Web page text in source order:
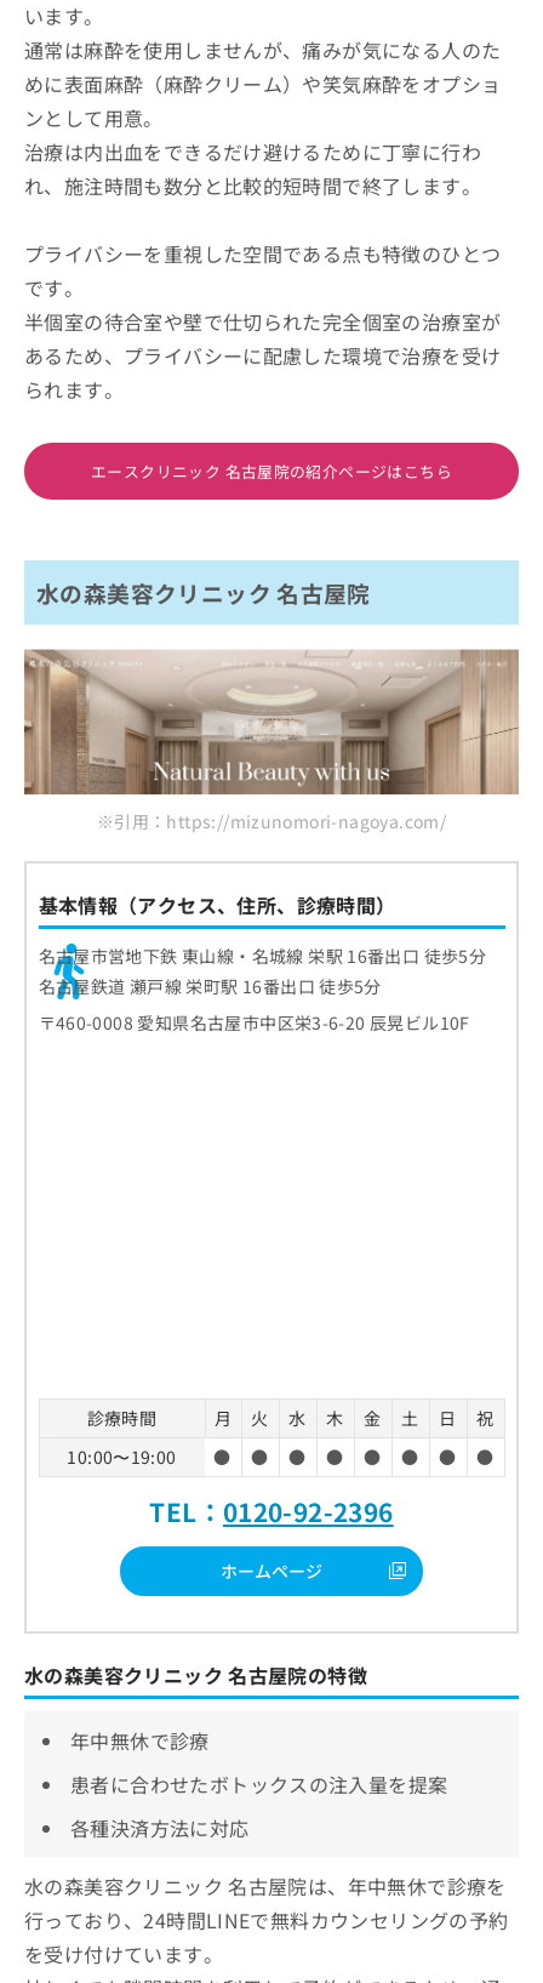
います。
通常は麻酔を使用しませんが、痛みが気になる人のた
めに表面麻酔（麻酔クリーム）や笑気麻酔をオプショ
ンとして用意。
治療は内出血をできるだけ避けるために丁寧に行わ
れ、施注時間も数分と比較的短時間で終了します。
プライバシーを重視した空間である点も特徴のひとつ
です。
半個室の待合室や壁で仕切られた完全個室の治療室が
あるため、プライバシーに配慮した環境で治療を受け
られます。
エースクリニック 名古屋院の紹介ページはこちら
水の森美容クリニック 名古屋院
※引用：https://mizunomori-nagoya.com/
基本情報（アクセス、住所、診療時間）
名古屋市営地下鉄 東山線・名城線 栄駅 16番出口 徒歩5分
名古屋鉄道 瀬戸線 栄町駅 16番出口 徒歩5分
〒460-0008 愛知県名古屋市中区栄3-6-20 辰晃ビル10F
診療時間 月 火 水 木 金 土 日
祝
10:00〜19:00
● ● ● ● ● ● ● ●
TEL： 0120-92-2396
ホームページ
水の森美容クリニック 名古屋院の特徴
年中無休で診療
患者に合わせたボトックスの注入量を提案
各種決済方法に対応
水の森美容クリニック 名古屋院は、年中無休で診療を
行っており、24時間LINEで無料カウンセリングの予約
を受け付けています。